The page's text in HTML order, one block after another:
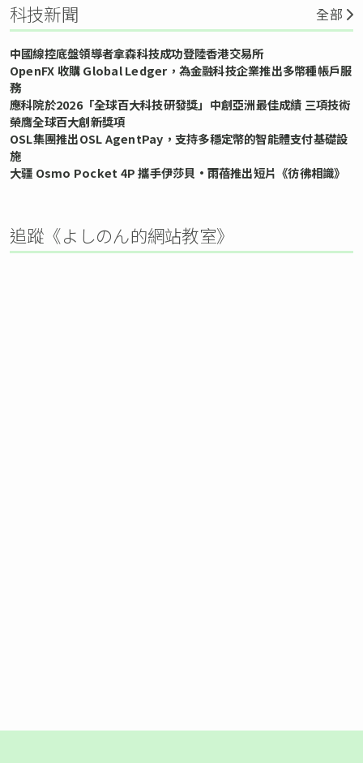
科技新聞 全部
中國線控底盤領導者拿森科技成功登陸香港交易所
OpenFX 收購 Global Ledger，為金融科技企業推出多幣種帳戶服
務
應科院於2026「全球百大科技研發獎」中創亞洲最佳成績 三項技術
榮膺全球百大創新獎項
OSL集團推出OSL AgentPay，支持多穩定幣的智能體支付基礎設
施
大疆 Osmo Pocket 4P 攜手伊莎貝•雨蓓推出短片《彷彿相識》
追蹤《よしのん的網站教室》